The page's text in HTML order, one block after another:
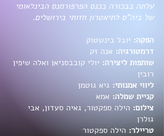
עלתה בבכורה בכנס הפרפורמנס הבינלאומי
של ביה"ס לתיאטרון חזותי בירושלים.
הפקה: יובל בינשטוק
דרמטורגיה: אנה זק
שותפות ליצירה: יולי קובבסניאן ואלה שיפין
רובין
ליווי אמנותי: גיא גוטמן
קניית שמלה: אמא
צילום: הילה ספקטור, גאיה סעדון, אבי
גולרן
טריילר: הילה ספקטור